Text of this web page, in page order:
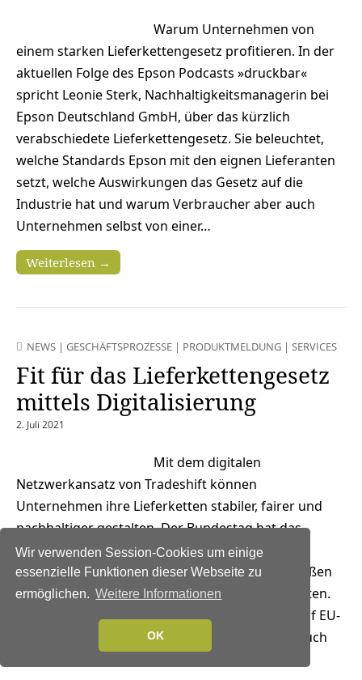
Wir verwenden Session-Cookies um einige
essenzielle Funktionen dieser Webseite zu
ermöglichen. Weitere Informationen
OK
Warum Unternehmen von
einem starken Lieferkettengesetz profitieren. In der
aktuellen Folge des Epson Podcasts »druckbar«
spricht Leonie Sterk, Nachhaltigkeitsmanagerin bei
Epson Deutschland GmbH, über das kürzlich
verabschiedete Lieferkettengesetz. Sie beleuchtet,
welche Standards Epson mit den eignen Lieferanten
setzt, welche Auswirkungen das Gesetz auf die
Industrie hat und warum Verbraucher aber auch
Unternehmen selbst von einer…
Weiterlesen →
NEWS | GESCHÄFTSPROZESSE | PRODUKTMELDUNG | SERVICES
Fit für das Lieferkettengesetz
mittels Digitalisierung
2. Juli 2021
Mit dem digitalen
Netzwerkansatz von Tradeshift können
Unternehmen ihre Lieferketten stabiler, fairer und
nachhaltiger gestalten. Der Bundestag hat das
Gesetz zur Einhaltung von Menschenrechten in
weltweiten Lieferketten beschlossen. Bei Verstößen
drohen hohe Bußgelder. 2023 soll es in Kraft treten.
Deutschland steht damit nicht allein da. Auch auf EU-
Ebene ist ein Lieferkettengesetz geplant. Und auch